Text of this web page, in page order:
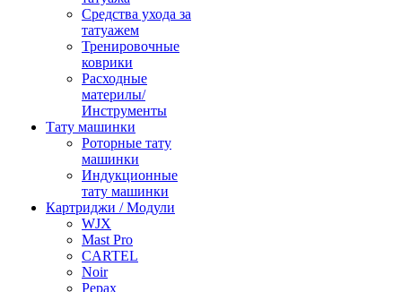
Средства ухода за
татуажем
Тренировочные
коврики
Расходные
материлы/
Инструменты
Тату машинки
Роторные тату
машинки
Индукционные
тату машинки
Картриджи / Модули
WJX
Mast Pro
CARTEL
Noir
Pepax